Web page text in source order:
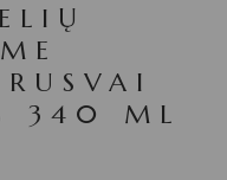
340 ML